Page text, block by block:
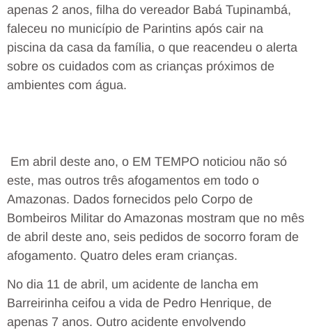
apenas 2 anos, filha do vereador Babá Tupinambá,
faleceu no município de Parintins após cair na
piscina da casa da família, o que reacendeu o alerta
sobre os cuidados com as crianças próximos de
ambientes com água.
Em abril deste ano, o EM TEMPO noticiou não só
este, mas outros três afogamentos em todo o
Amazonas. Dados fornecidos pelo Corpo de
Bombeiros Militar do Amazonas mostram que no mês
de abril deste ano, seis pedidos de socorro foram de
afogamento. Quatro deles eram crianças.
No dia 11 de abril, um acidente de lancha em
Barreirinha ceifou a vida de Pedro Henrique, de
apenas 7 anos. Outro acidente envolvendo